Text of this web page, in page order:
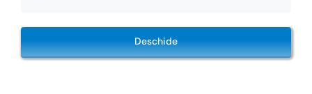
Deschide